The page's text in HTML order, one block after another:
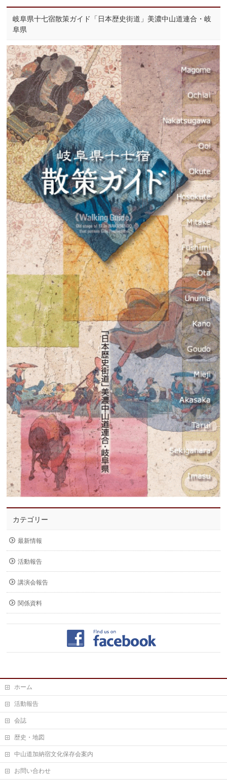
岐阜県十七宿散策ガイド「日本歴史街道」美濃中山道連合・岐
阜県
カテゴリー
最新情報
活動報告
講演会報告
関係資料
ホーム
活動報告
会誌
歴史・地図
中山道加納宿文化保存会案内
お問い合わせ